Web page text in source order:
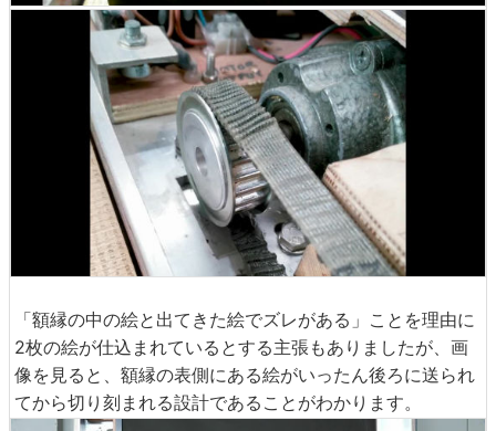
「額縁の中の絵と出てきた絵でズレがある」ことを理由に
2枚の絵が仕込まれているとする主張もありましたが、画
像を見ると、額縁の表側にある絵がいったん後ろに送られ
てから切り刻まれる設計であることがわかります。